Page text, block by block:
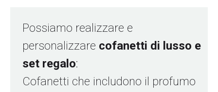
Possiamo realizzare e
personalizzare cofanetti di lusso e
set regalo:
Cofanetti che includono il profumo